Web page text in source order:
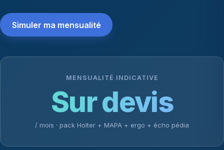
Simuler ma mensualité
MENSUALITÉ INDICATIVE
Sur devis
/ mois · pack Holter + MAPA + ergo + écho pédia